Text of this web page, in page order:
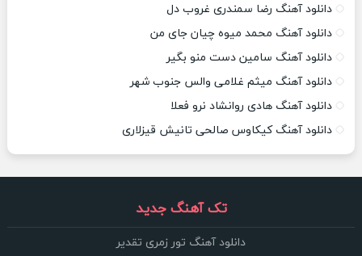
دانلود آهنگ رضا سمندری غروب دل
دانلود آهنگ محمد میوه چیان جای من
دانلود آهنگ سامین دست منو بگیر
دانلود آهنگ میثم غلامی والس جنوب شهر
دانلود آهنگ هادی روانشاد نرو فعلا
دانلود آهنگ کیکاوس صالحی تانیش قیزلاری
تک آهنگ جدید
دانلود آهنگ تور زمری تقدیر